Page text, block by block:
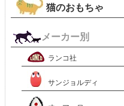
猫のおもちゃ
メーカー別
ランコ社
サンジョルディ